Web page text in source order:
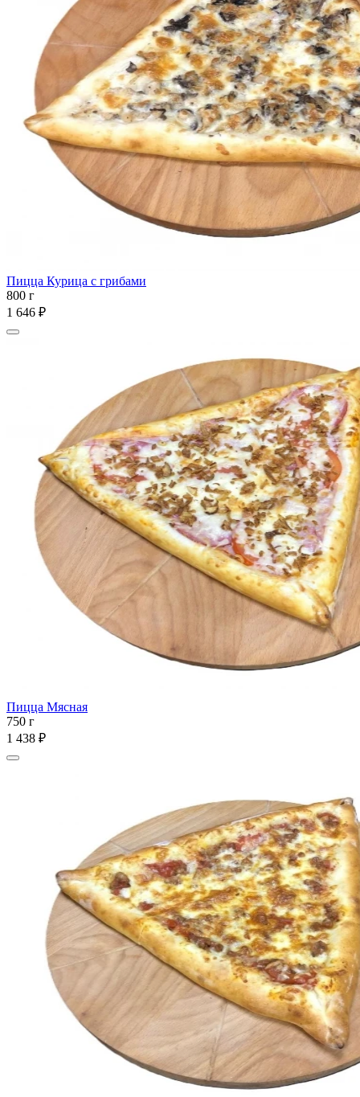
Пицца Курица с грибами
800 г
1 646 ₽
Пицца Мясная
750 г
1 438 ₽